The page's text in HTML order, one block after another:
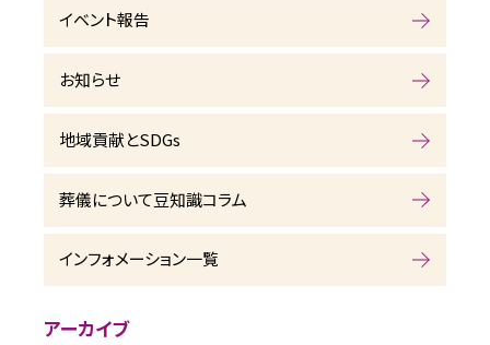
イベント報告
お知らせ
地域貢献とSDGs
葬儀について豆知識コラム
インフォメーション一覧
アーカイブ